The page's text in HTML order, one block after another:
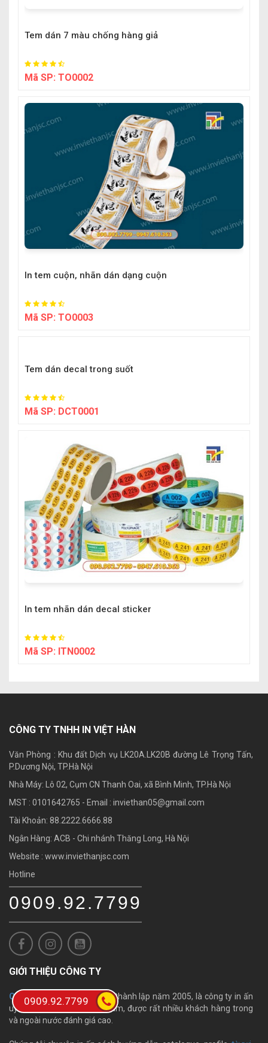
Tem dán 7 màu chống hàng giả
Mã SP: TO0002
In tem cuộn, nhãn dán dạng cuộn
Mã SP: TO0003
Tem dán decal trong suốt
Mã SP: DCT0001
In tem nhãn dán decal sticker
Mã SP: ITN0002
CÔNG TY TNHH IN VIỆT HÀN
Văn Phòng : Khu đất Dịch vụ LK20A.LK20B đường Lê Trọng Tấn,
P.Dương Nội, TP.Hà Nội
Nhà Máy: Lô 02, Cụm CN Thanh Oai, xã Bình Minh, TP.Hà Nội
MST : 0101642765 - Email : inviethan05@gmail.com
Tài Khoản: 88.2222.6666.88
Ngân Hàng: ACB - Chi nhánh Thăng Long, Hà Nội
Website : www.inviethanjsc.com
Hotline
0909.92.7799
GIỚI THIỆU CÔNG TY
Công ty In Việt - Hàn
được thành lập năm 2005, là công ty in ấn
uy tín chất lượng tại Việt Nam, được rất nhiều khách hàng trong
và ngoài nước đánh giá cao.
0909.92.7799